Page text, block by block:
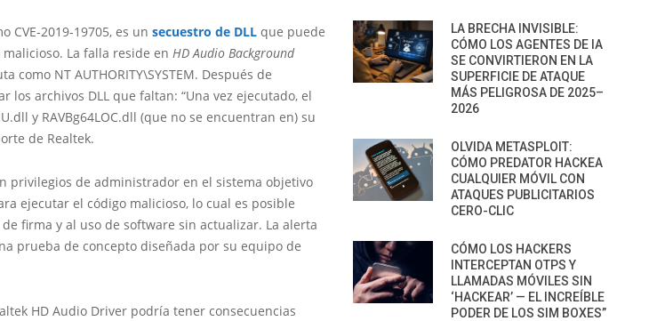
CVE-2019-19705, es un secuestro de DLL que puede
La falla reside en HD Audio Background
como NT AUTHORITY\SYSTEM. Después de
los archivos DLL que faltan: “Una vez ejecutado, el
y RAVBg64LOC.dll (que no se encuentran en) su
de Realtek.
privilegios de administrador en el sistema objetivo
ejecutar el código malicioso, lo cual es posible
firma y al uso de software sin actualizar. La alerta
prueba de concepto diseñada por su equipo de
HD Audio Driver podría tener consecuencias
LA BRECHA INVISIBLE:
CÓMO LOS AGENTES DE IA
SE CONVIRTIERON EN LA
SUPERFICIE DE ATAQUE
MÁS PELIGROSA DE 2025–
2026
OLVIDA METASPLOIT:
CÓMO PREDATOR HACKEA
CUALQUIER MÓVIL CON
ATAQUES PUBLICITARIOS
CERO-CLIC
CÓMO LOS HACKERS
INTERCEPTAN OTPS Y
LLAMADAS MÓVILES SIN
‘HACKEAR’ — EL INCREÍBLE
PODER DE LOS SIM BOXES”